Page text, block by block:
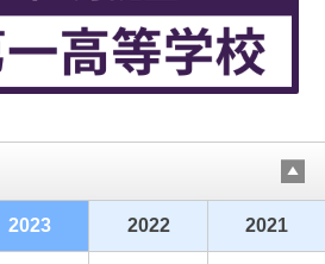
2023 2022 2021